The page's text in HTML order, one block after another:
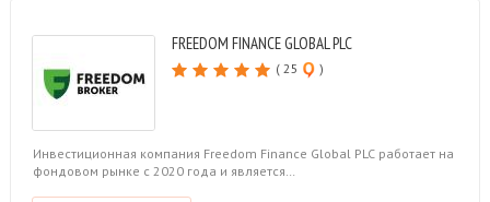
FREEDOM FINANCE GLOBAL PLC
( 25 )
Инвестиционная компания Freedom Finance Global PLC работает на
фондовом рынке с 2020 года и является…